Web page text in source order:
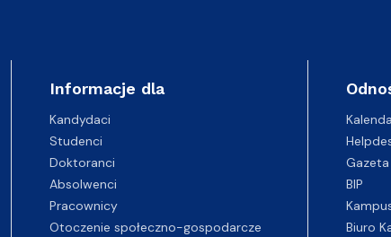
Informacje dla
Kandydaci
Studenci
Doktoranci
Absolwenci
Pracownicy
Otoczenie społeczno-gospodarcze
BIP
Biuro